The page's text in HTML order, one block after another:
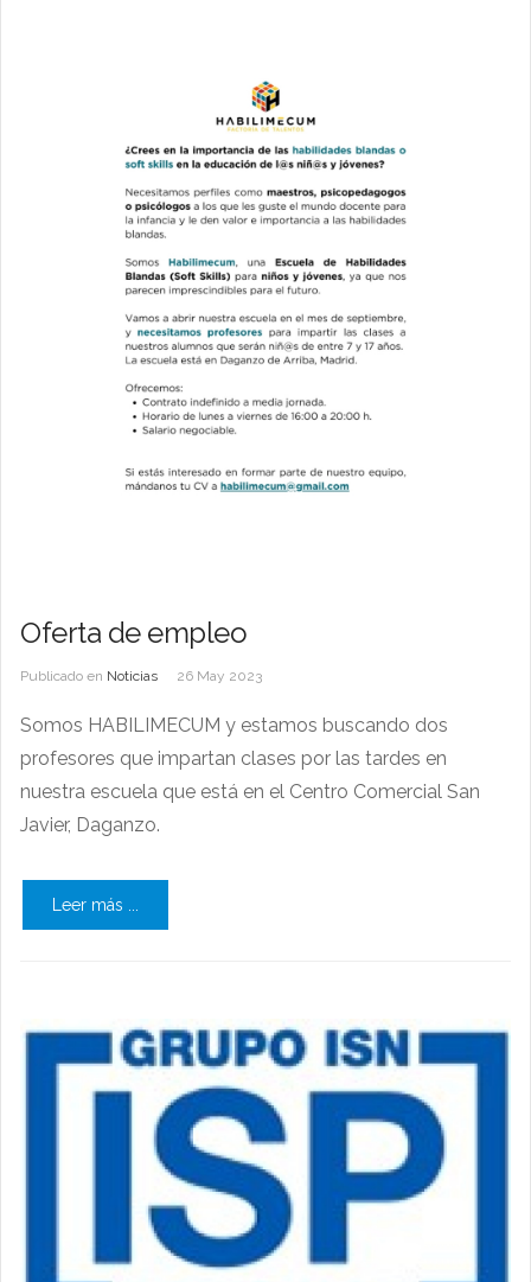
Oferta de empleo
Publicado en Noticias 26 May 2023
Somos HABILIMECUM y estamos buscando dos
profesores que impartan clases por las tardes en
nuestra escuela que está en el Centro Comercial San
Javier, Daganzo.
Leer más ...